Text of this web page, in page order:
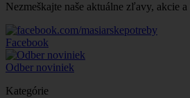
Nezmeškajte naše aktuálne zľavy, akcie
Facebook
Odber noviniek
Kategórie